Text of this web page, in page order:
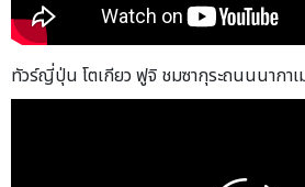
ทัวร์ญี่ปุ่น โตเกียว ฟูจิ ชมซากุระถนนนากาเ